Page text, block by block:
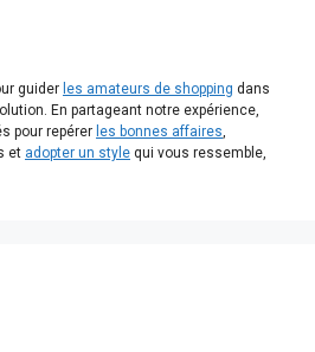
guider les amateurs de shopping dans
En partageant notre expérience,
pour repérer les bonnes affaires
et adopter un style qui vous ressemble,